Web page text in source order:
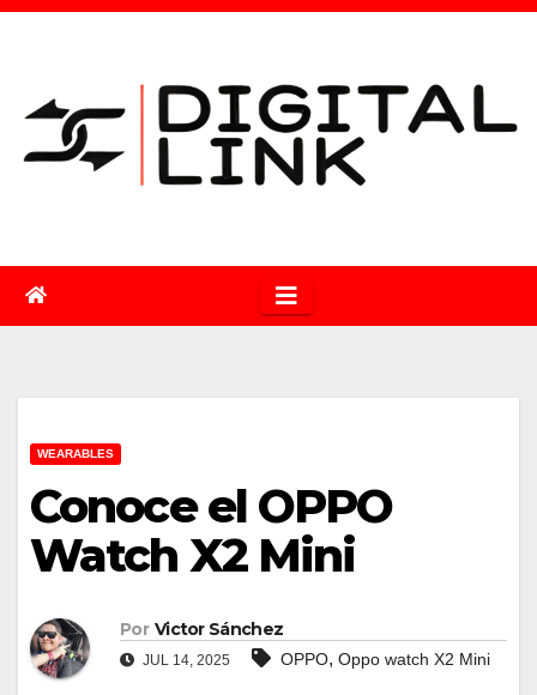
Saltar
WEARABLES
Conoce el OPPO
Watch X2 Mini
Por Victor Sánchez
JUL 14, 2025 OPPO, Oppo watch X2 Mini